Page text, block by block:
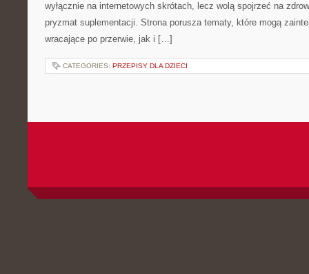
wyłącznie na internetowych skrótach, lecz wolą spojrzeć na
pryzmat suplementacji. Strona porusza tematy, które mogą
wracające po przerwie, jak i […]
CATEGORIES: PRZEPISY DLA DZIECI